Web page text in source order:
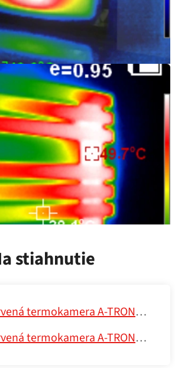
stiahnutie
termokamera A‑TRON — katalog
A‑TRON — uživatelská příručka